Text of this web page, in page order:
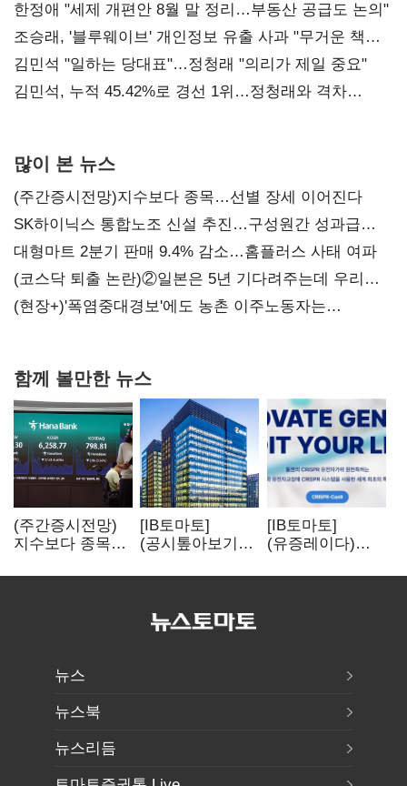
한정애 "세제 개편안 8월 말 정리…부동산 공급도 논의"
조승래, '블루웨이브' 개인정보 유출 사과 "무거운 책임
통감"
김민석 "일하는 당대표"…정청래 "의리가 제일 중요"
김민석, 누적 45.42%로 경선 1위…정청래와 격차
많이 본 뉴스
(주간증시전망)지수보다 종목…선별 장세 이어진다
SK하이닉스 통합노조 신설 추진…구성원간 성과급
불만 확산
대형마트 2분기 판매 9.4% 감소…홈플러스 사태 여파
(코스닥 퇴출 논란)②일본은 5년 기다려주는데 우리는
당장 퇴출?…시간만으론 부족한 코스닥 구하기
(현장+)'폭염중대경보'에도 농촌 이주노동자는
함께 볼만한 뉴스
(주간증시전망)
지수보다 종목…
이어진다
[IB토마토]
(공시톺아보기)
바로 매출로
[IB토마토]
(유증레이다)
3분의 1 토막…
뉴스
뉴스북
뉴스리듬